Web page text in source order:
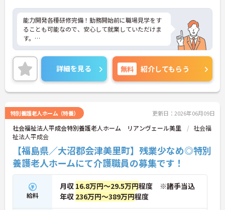
能力開発各種研修完備！勤務開始前に職場見学をす
ることも可能なので、安心して就業していただけま
す。
ご興味ある方には、面接対策ポイントなど、さらに
詳細をお話しいたしますのでお気軽にご相談くださ
い！
詳細を見る 無料 紹介してもらう
特別養護老人ホーム（特養） 更新日：2026年06月09日
社会福祉法人平成会特別養護老人ホーム リアンヴェール美里
社会福
祉法人平成会
【福島県／大沼郡会津美里町】残業少なめ◎特別
養護老人ホームにて介護職員の募集です！
給料
月収 16.8万円～29.5万円程度 ※諸手当込
年収 236万円～389万円程度